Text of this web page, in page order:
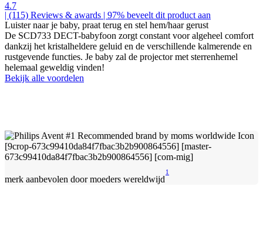
4.7
| (115) Reviews & awards | 97% beveelt dit product aan
Luister naar je baby, praat terug en stel hem/haar gerust
De SCD733 DECT-babyfoon zorgt constant voor algeheel comfort
dankzij het kristalheldere geluid en de verschillende kalmerende en
rustgevende functies. Je baby zal de projector met sterrenhemel
helemaal geweldig vinden!
Bekijk alle voordelen
merk aanbevolen door moeders wereldwijd
1